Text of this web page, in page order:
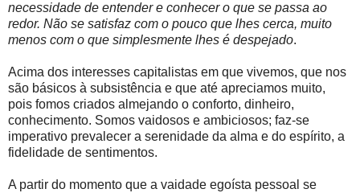
necessidade de entender e conhecer o que se passa ao
redor. Não se satisfaz com o pouco que lhes cerca, muito
menos com o que simplesmente lhes é despejado.
Acima dos interesses capitalistas em que vivemos, que nos
são básicos à subsistência e que até apreciamos muito,
pois fomos criados almejando o conforto, dinheiro,
conhecimento. Somos vaidosos e ambiciosos; faz-se
imperativo prevalecer a serenidade da alma e do espírito, a
fidelidade de sentimentos.
A partir do momento que a vaidade egoísta pessoal se